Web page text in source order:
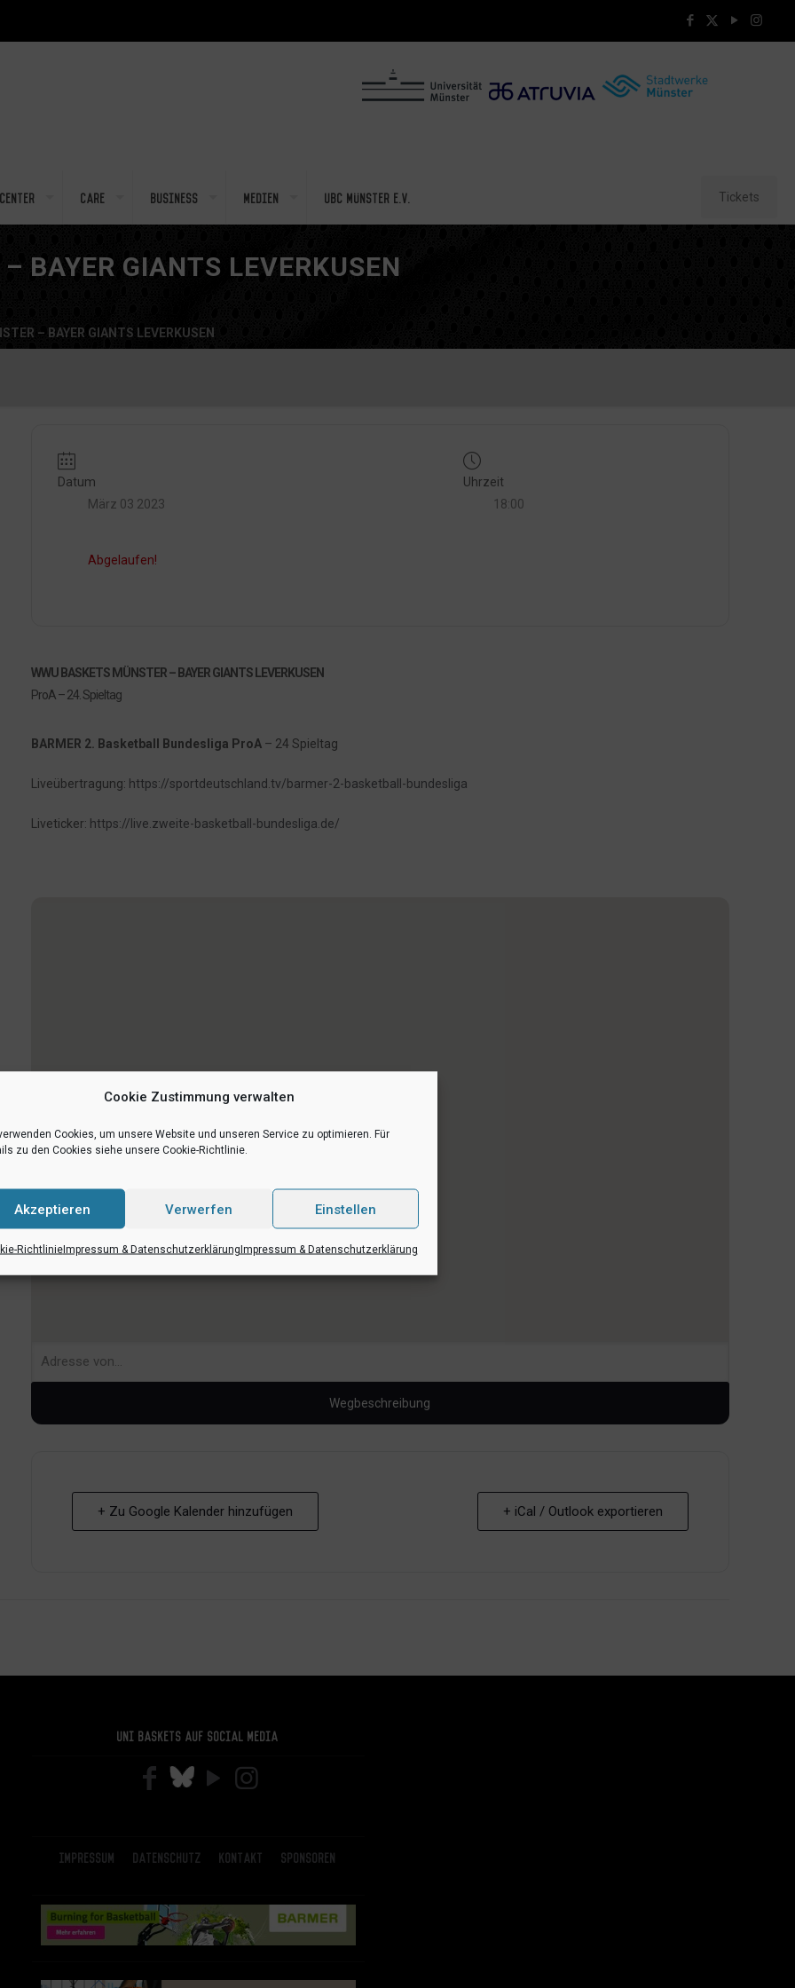
Cookie Zustimmung verwalten
Cookies, um unsere Website und unseren Service zu optimieren. Für
zu den Cookies siehe unsere Cookie-Richtlinie.
Akzeptieren Verwerfen Einstellen
RichtlinieImpressum & DatenschutzerklärungImpressum & Datenschutzerklärung
Care Business Medien UBC Münster e.V. Tickets
BAYER GIANTS LEVERKUSEN
– BAYER GIANTS LEVERKUSEN
Datum
März 03 2023
Abgelaufen!
Uhrzeit
18:00
WWU BASKETS MÜNSTER – BAYER GIANTS LEVERKUSEN
ProA – 24. Spieltag
BARMER 2. Basketball Bundesliga ProA– 24 Spieltag
Liveübertragung: https://sportdeutschland.tv/barmer-2-basketball-bundesliga
Liveticker: https://live.zweite-basketball-bundesliga.de/
+ Zu Google Kalender hinzufügen + iCal / Outlook exportieren
Uni Baskets auf Social Media
Impressum Datenschutz Kontakt Sponsoren